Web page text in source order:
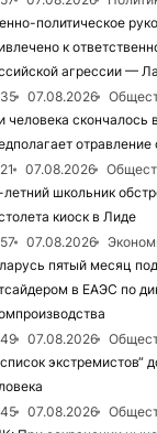
политическое
к
агрессии —
07.08.2026
человека
07.08.2026
школьник
киоск в Лиде
07.08.2026
пятый месяц
в ЕАЭС по
07.08.2026
экстремистов“
07.08.2026